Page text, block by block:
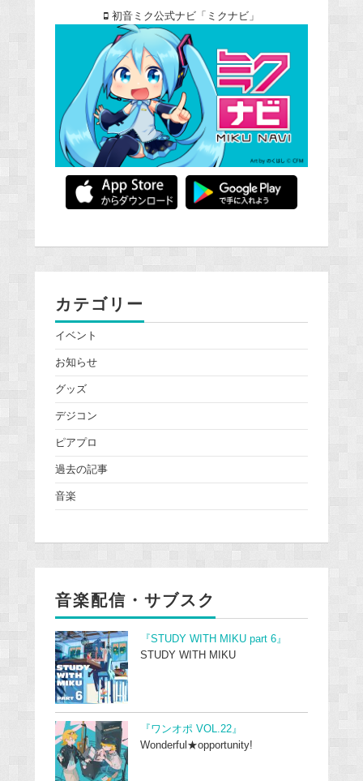
初音ミク公式ナビ「ミクナビ」
カテゴリー
イベント
お知らせ
グッズ
デジコン
ピアプロ
過去の記事
音楽
音楽配信・サブスク
『STUDY WITH MIKU part 6』
STUDY WITH MIKU
『ワンオポ VOL.22』
Wonderful★opportunity!